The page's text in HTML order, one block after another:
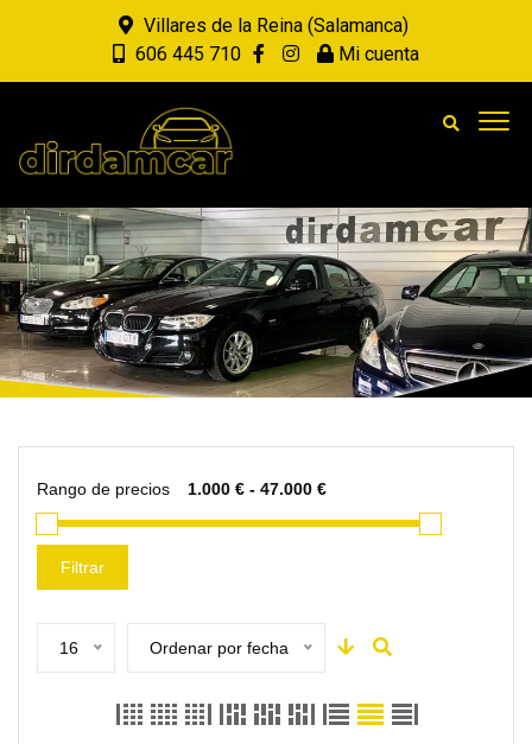
Villares de la Reina (Salamanca)
606 445 710
Mi cuenta
Rango de precios
Filtrar
16 Ordenar por fecha